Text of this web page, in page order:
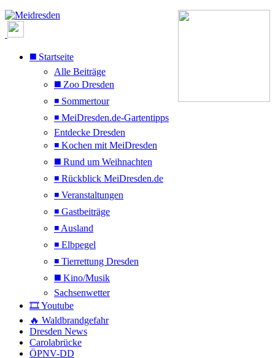
◼️ Startseite
Alle Beiträge
◼️ Zoo Dresden
◾ Sommertour
◾ MeiDresden.de-Gartentipps
Entdecke Dresden
◾ Kochen mit MeiDresden
◼️ Rund um Weihnachten
◾ Rückblick MeiDresden.de
◾ Veranstaltungen
◾ Gastbeiträge
◾ Ausland
◾ Elbpegel
◾ Tierrettung Dresden
◼️ Kino/Musik
Sachsenwetter
🎞️ Youtube
🔥 Waldbrandgefahr
Dresden News
Carolabrücke
ÖPNV-DD